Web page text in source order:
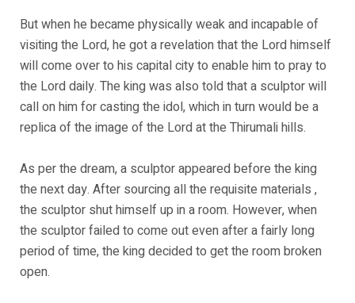
But when he became physically weak and incapable of
visiting the Lord, he got a revelation that the Lord himself
will come over to his capital city to enable him to pray to
the Lord daily. The king was also told that a sculptor will
call on him for casting the idol, which in turn would be a
replica of the image of the Lord at the Thirumali hills.
As per the dream, a sculptor appeared before the king
the next day. After sourcing all the requisite materials ,
the sculptor shut himself up in a room. However, when
the sculptor failed to come out even after a fairly long
period of time, the king decided to get the room broken
open.